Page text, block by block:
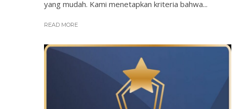
yang mudah. Kami menetapkan kriteria bahwa...
READ MORE